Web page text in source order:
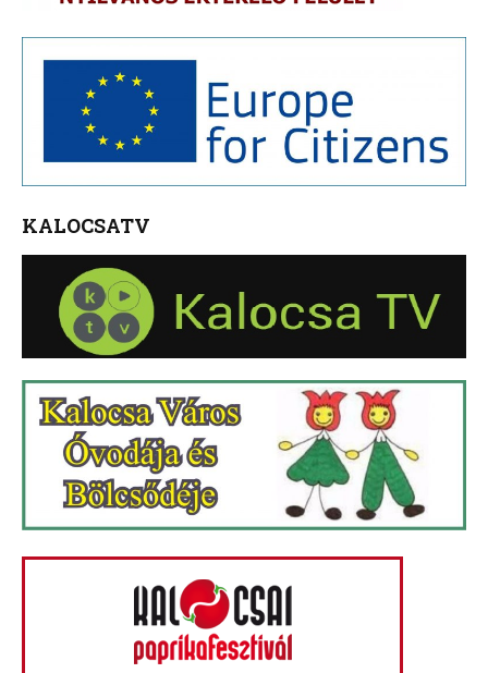
KALOCSATV